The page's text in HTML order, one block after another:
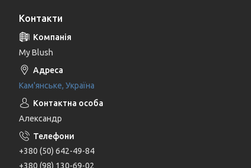
Контакти
My Blush
Кам'янське, Україна
Александр
+380 (50) 642-49-84
+380 (98) 130-69-02